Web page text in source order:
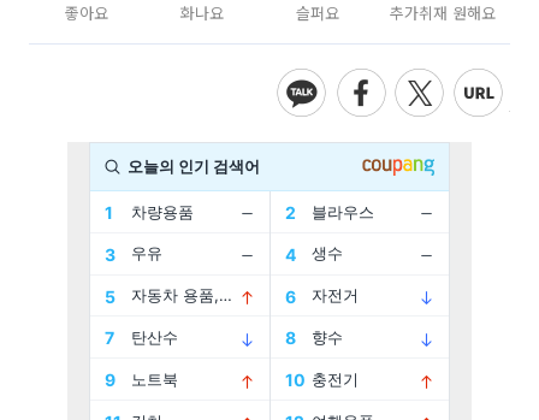
좋아요 화나요 슬퍼요 추가취재 원해요